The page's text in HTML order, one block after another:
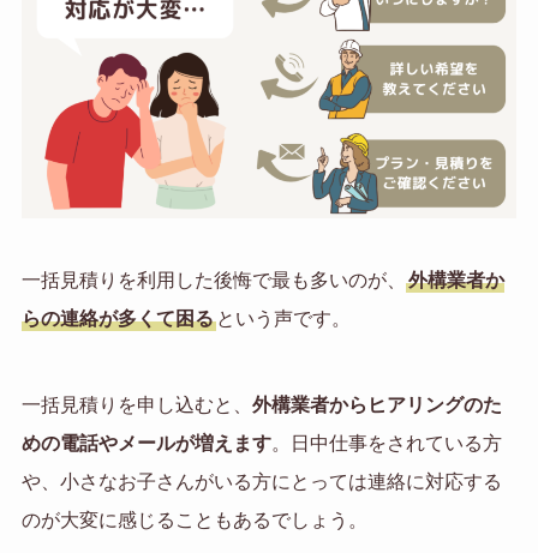
一括見積りを利用した後悔で最も多いのが、
外構業者か
らの連絡が多くて困るという声です。
一括見積りを申し込むと、 外構業者からヒアリングのた
めの電話やメールが増えます。日中仕事をされている方
や、小さなお子さんがいる方にとっては連絡に対応する
のが大変に感じることもあるでしょう。